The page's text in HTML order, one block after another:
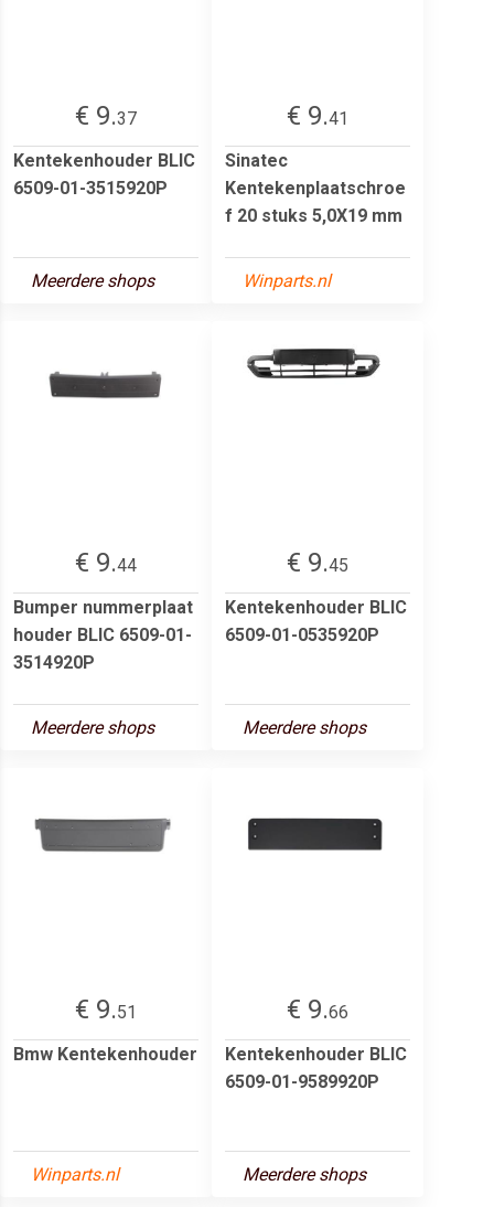
€ 9.37
Kentekenhouder BLIC
6509-01-3515920P
Meerdere shops
€ 9.41
Sinatec
Kentekenplaatschroe
f 20 stuks 5,0X19 mm
Winparts.nl
€ 9.44
Bumper nummerplaat
houder BLIC 6509-01-
3514920P
Meerdere shops
€ 9.45
Kentekenhouder BLIC
6509-01-0535920P
Meerdere shops
€ 9.51
Bmw Kentekenhouder
Winparts.nl
€ 9.66
Kentekenhouder BLIC
6509-01-9589920P
Meerdere shops